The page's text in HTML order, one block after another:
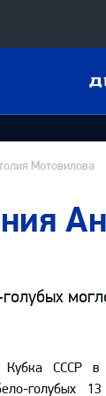
Адмирал
Мотовилова
СССР в
голубых